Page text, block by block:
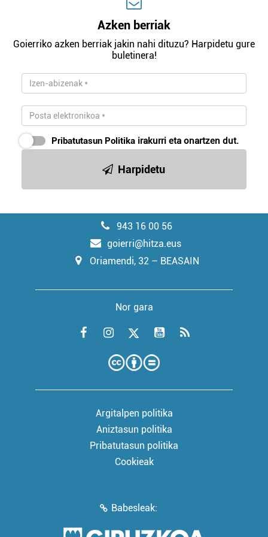
Azken berriak
Goierriko azken berriak jakin nahi dituzu? Harpidetu gure
buletinera!
Pribatutasun Politika irakurri eta onartzen dut.
Harpidetu
943 16 00 56
goierri@hitza.eus
Oriamendi, 32 – BEASAIN
Nor gara
Argitalpen politika
Aniztasun politika
Pribatutasun politika
Cookieak
Babesleak: